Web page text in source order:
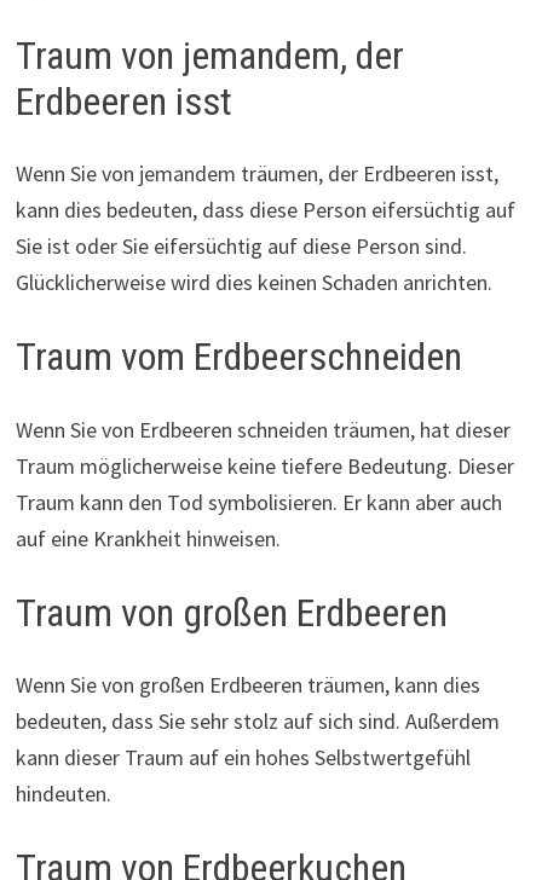
Traum von jemandem, der
Erdbeeren isst
Wenn Sie von jemandem träumen, der Erdbeeren isst,
kann dies bedeuten, dass diese Person eifersüchtig auf
Sie ist oder Sie eifersüchtig auf diese Person sind.
Glücklicherweise wird dies keinen Schaden anrichten.
Traum vom Erdbeerschneiden
Wenn Sie von Erdbeeren schneiden träumen, hat dieser
Traum möglicherweise keine tiefere Bedeutung. Dieser
Traum kann den Tod symbolisieren. Er kann aber auch
auf eine Krankheit hinweisen.
Traum von großen Erdbeeren
Wenn Sie von großen Erdbeeren träumen, kann dies
bedeuten, dass Sie sehr stolz auf sich sind. Außerdem
kann dieser Traum auf ein hohes Selbstwertgefühl
hindeuten.
Traum von Erdbeerkuchen